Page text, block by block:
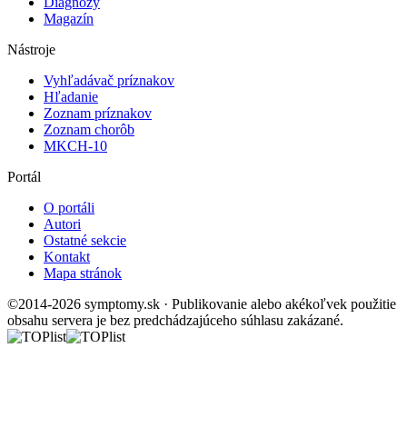
Magazín
Nástroje
Vyhľadávač príznakov
Hľadanie
Zoznam príznakov
Zoznam chorôb
MKCH-10
Portál
O portáli
Autori
Ostatné sekcie
Kontakt
Mapa stránok
©2014-2026 symptomy.sk · Publikovanie alebo akékoľvek použitie
obsahu servera je bez predchádzajúceho súhlasu zakázané.